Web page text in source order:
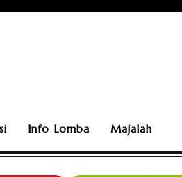
Info Lomba Majalah